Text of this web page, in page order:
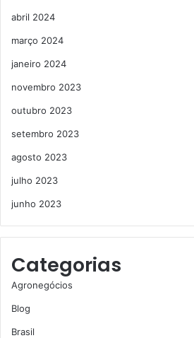
abril 2024
março 2024
janeiro 2024
novembro 2023
outubro 2023
setembro 2023
agosto 2023
julho 2023
junho 2023
Categorias
Agronegócios
Blog
Brasil